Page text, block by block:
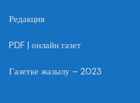
Редакция
PDF | онлайн газет
Газетке жазылу – 2023